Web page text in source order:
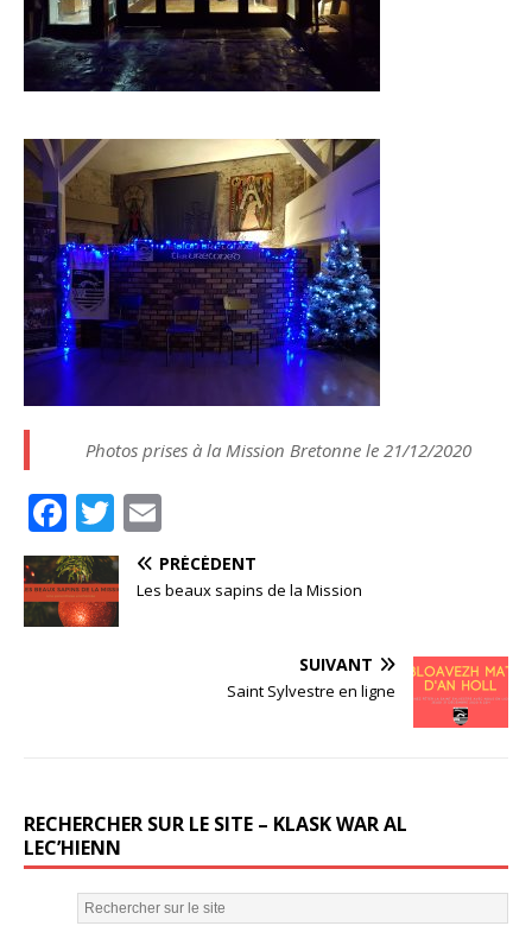
Photos prises à la Mission Bretonne le 21/12/2020
F
a
c
e
T
w
it
te
m
ai
PRÉCÉDENT
Les beaux sapins de la Mission
SUIVANT
Saint Sylvestre en ligne
RECHERCHER SUR LE SITE – KLASK WAR AL
LEC’HIENN